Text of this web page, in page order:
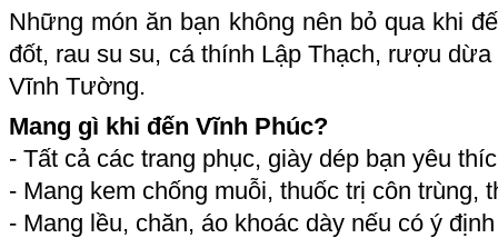
Những món ăn bạn không nên bỏ qua khi
đốt, rau su su, cá thính Lập Thạch, rượu
Vĩnh Tường.
Mang gì khi đến Vĩnh Phúc?
- Tất cả các trang phục, giày dép bạn yêu
- Mang kem chống muỗi, thuốc trị côn trùng,
- Mang lều, chăn, áo khoác dày nếu có ý